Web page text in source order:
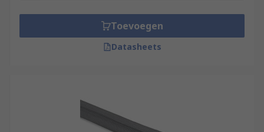
Toevoegen
Datasheets